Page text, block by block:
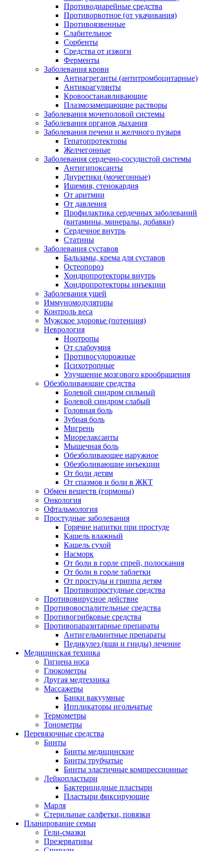
Противодиарейные средства
Противорвотное (от укачивания)
Противоязвенные
Слабительное
Сорбенты
Средства от изжоги
Ферменты
Заболевания крови
Антиагреганты (антитромбоцитарные)
Антикоагулянты
Кровоостанавливающие
Плазмозамещающие растворы
Заболевания мочеполовой системы
Заболевания органов дыхания
Заболевания печени и желчного пузыря
Гепатопротекторы
Желчегонные
Заболевания сердечно-сосудистой системы
Антигипоксанты
Диуретики (мочегонные)
Ишемия, стенокардия
От аритмии
От давления
Профилактика сердечных заболеваний
(витамины, минералы, добавки)
Сердечное внутрь
Статины
Заболевания суставов
Бальзамы, крема для суставов
Остеопороз
Хондропротекторы внутрь
Хондропротекторы инъекции
Заболевания ушей
Иммуномодуляторы
Контроль веса
Мужское здоровье (потенция)
Неврология
Ноотропы
От слабоумия
Противосудорожные
Психотропные
Улучшение мозгового крообращения
Обезболивающие средства
Болевой синдром сильный
Болевой синдром слабый
Головная боль
Зубная боль
Мигрень
Миорелаксанты
Мышечная боль
Обезболивающее наружное
Обезболивающие инъекции
От боли детям
От спазмов и боли в ЖКТ
Обмен веществ (гормоны)
Онкология
Офтальмология
Простудные заболевания
Горячие напитки при простуде
Кашель влажный
Кашель сухой
Насморк
От боли в горле спрей, полоскания
От боли в горле таблетки
От простуды и гриппа детям
Противопростудные средства
Противовирусное действие
Противовоспалительные средства
Противогрибковые средства
Противопаразитарные препараты
Антигельминтные препараты
Педикулез (вши и гниды) лечение
Медицинская техника
Гигиена носа
Глюкометры
Другая медтехника
Массажеры
Банки вакуумные
Иппликаторы игольчатые
Термометры
Тонометры
Перевязочные средства
Бинты
Бинты медицинские
Бинты трубчатые
Бинты эластичные компрессионные
Лейкопластыри
Бактерицидные пластыри
Пластыри фиксирующие
Марля
Стерильные салфетки, повязки
Планирование семьи
Гели-смазки
Презервативы